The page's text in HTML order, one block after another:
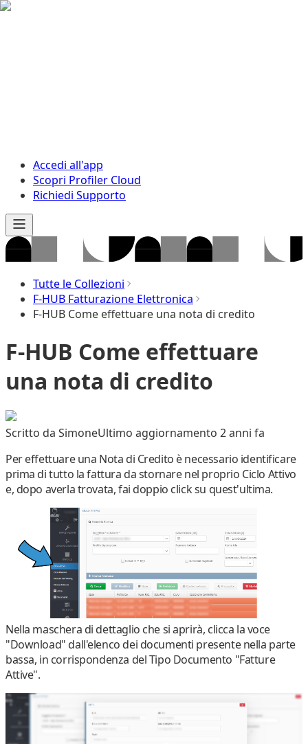
Accedi all'app
Scopri Profiler Cloud
Richiedi Supporto
Tutte le Collezioni
F-HUB Fatturazione Elettronica
F-HUB Come effettuare una nota di credito
F-HUB Come effettuare
una nota di credito
Scritto da SimoneUltimo aggiornamento 2 anni fa
Per effettuare una Nota di Credito è necessario identificare
prima di tutto lafattura da stornarenel proprio Ciclo Attivo
e, dopo averla trovata, fai doppio click su quest'ultima.
Nella maschera di dettaglio che si aprirà, clicca la voce
"Download" dall'elenco dei documenti presente nella parte
bassa, in corrispondenza del Tipo Documento "Fatture
Attive".